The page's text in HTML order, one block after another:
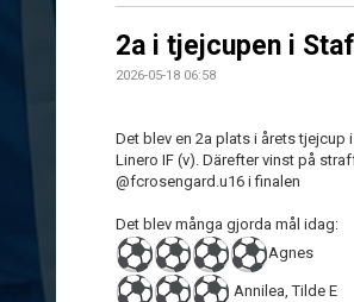
2a i tjejcupen i
2026-05-18 06:58
Det blev en 2a plats i årets tjejcup
Linero IF (v). Därefter vinst på
@fcrosengard.u16 i finalen
Det blev många gjorda mål idag:
Agnes
Annilea, Tilde E